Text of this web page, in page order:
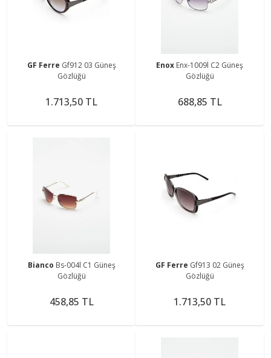
GF Ferre Gf912 03 Güneş
Gözlüğü
1.713,50 TL
Enox Enx-1009l C2 Güneş
Gözlüğü
688,85 TL
Bianco Bs-004l C1 Güneş
Gözlüğü
458,85 TL
GF Ferre Gf913 02 Güneş
Gözlüğü
1.713,50 TL